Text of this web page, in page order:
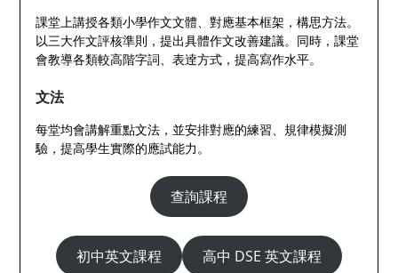
課堂上講授各類小學作文文體、對應基本框架，構思方法。
以三大作文評核準則，提出具體作文改善建議。同時，課堂
會教導各類較高階字詞、表逹方式，提高寫作水平。
文法
每堂均會講解重點文法，並安排對應的練習、規律模擬測
驗，提高學生實際的應試能力。
查詢課程
初中英文課程 高中 DSE 英文課程